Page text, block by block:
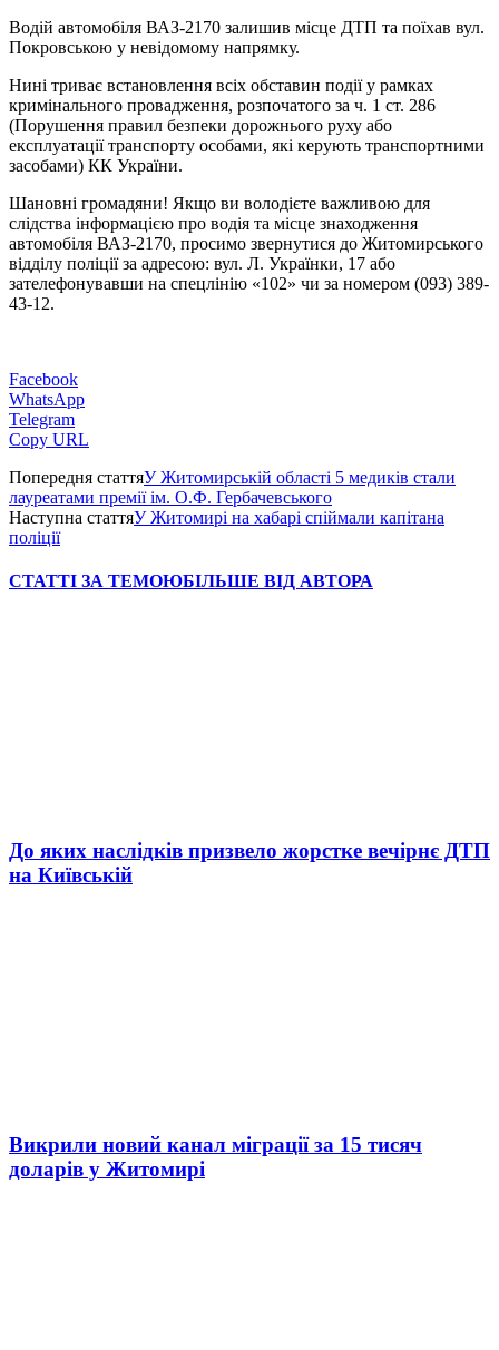
Водій автомобіля ВАЗ-2170 залишив місце ДТП та поїхав вул.
Покровською у невідомому напрямку.
Нині триває встановлення всіх обставин події у рамках
кримінального провадження, розпочатого за ч. 1 ст. 286
(Порушення правил безпеки дорожнього руху або
експлуатації транспорту особами, які керують транспортними
засобами) КК України.
Шановні громадяни! Якщо ви володієте важливою для
слідства інформацією про водія та місце знаходження
автомобіля ВАЗ-2170, просимо звернутися до Житомирського
відділу поліції за адресою: вул. Л. Українки, 17 або
зателефонувавши на спецлінію «102» чи за номером (093) 389-
43-12.
Facebook
WhatsApp
Telegram
Copy URL
Попередня статтяУ Житомирській області 5 медиків стали
лауреатами премії ім. О.Ф. Гербачевського
Наступна статтяУ Житомирі на хабарі спіймали капітана
поліції
СТАТТІ ЗА ТЕМОЮБІЛЬШЕ ВІД АВТОРА
До яких наслідків призвело жорстке вечірнє ДТП
на Київській
Викрили новий канал міграції за 15 тисяч
доларів у Житомирі